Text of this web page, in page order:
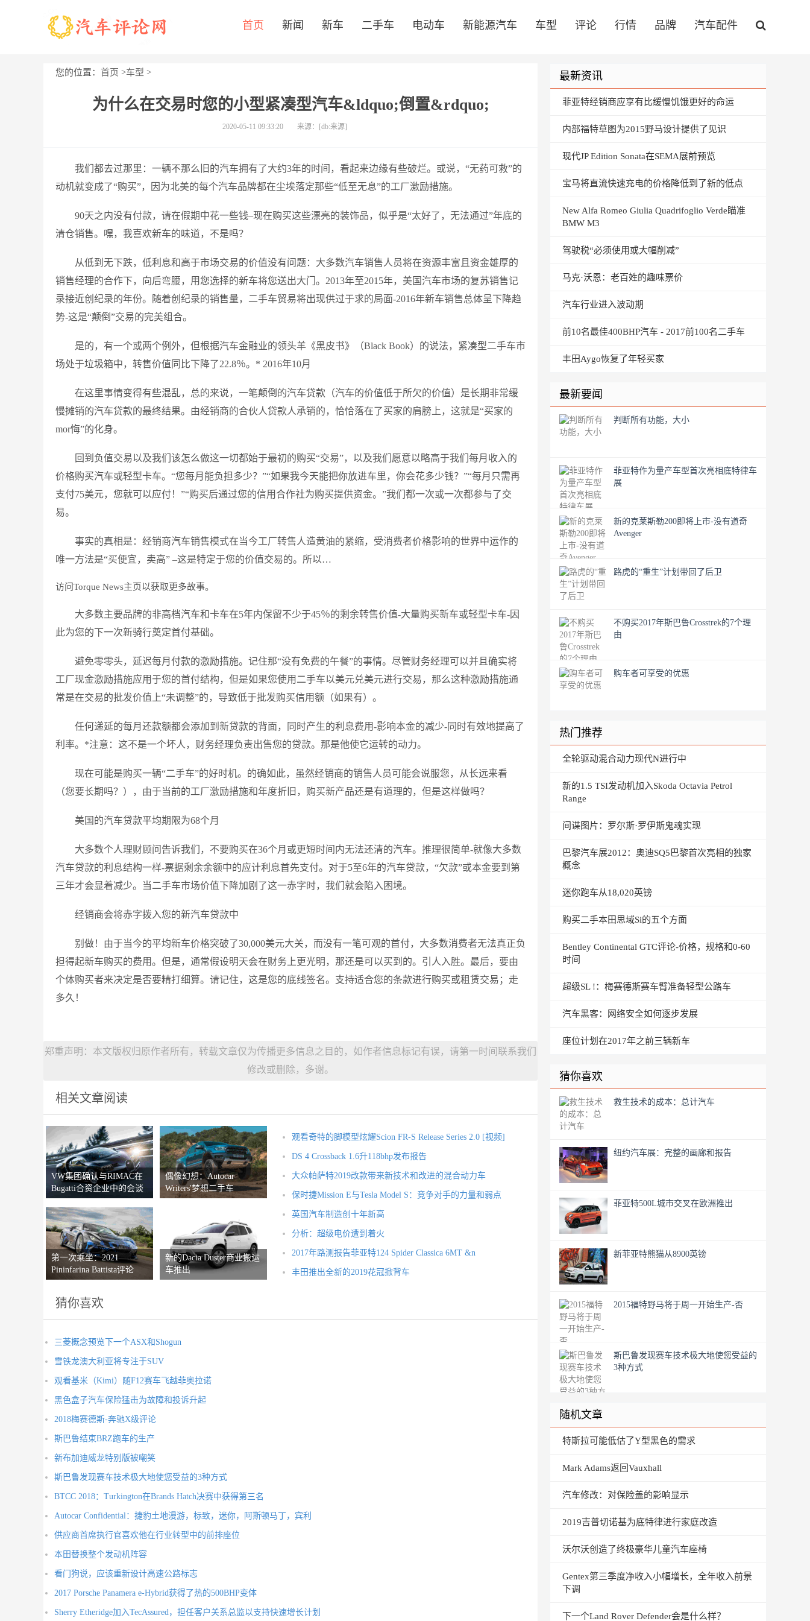
首页 新闻 新车 二手车 电动车 新能源汽车 车型 评论 行情 品牌 汽车配件
您的位置： 首页 >车型 >
为什么在交易时您的小型紧凑型汽车&ldquo;倒置&rdquo;
2020-05-11 09:33:20 来源：[db:来源]
我们都去过那里：一辆不那么旧的汽车拥有了大约3年的时间，看起来边缘有些破烂。或说，“无药可救”的
动机就变成了“购买”，因为北美的每个汽车品牌都在尘埃落定那些“低至无息”的工厂激励措施。
90天之内没有付款，请在假期中花一些钱–现在购买这些漂亮的装饰品，似乎是“太好了，无法通过”年底的
清仓销售。嘿，我喜欢新车的味道，不是吗？
从低到无下跌，低利息和高于市场交易的价值没有问题：大多数汽车销售人员将在资源丰富且资金雄厚的
销售经理的合作下，向后弯腰，用您选择的新车将您送出大门。2013年至2015年，美国汽车市场的复苏销售记
录接近创纪录的年份。随着创纪录的销售量，二手车贸易将出现供过于求的局面-2016年新车销售总体呈下降趋
势-这是“颠倒”交易的完美组合。
是的，有一个或两个例外，但根据汽车金融业的领头羊《黑皮书》（Black Book）的说法，紧凑型二手车市
场处于垃圾箱中，转售价值同比下降了22.8％。* 2016年10月
在这里事情变得有些混乱，总的来说，一笔颠倒的汽车贷款（汽车的价值低于所欠的价值）是长期非常缓
慢摊销的汽车贷款的最终结果。由经销商的合伙人贷款人承销的，恰恰落在了买家的肩膀上，这就是“买家的
mor悔”的化身。
回到负值交易以及我们该怎么做这一切都始于最初的购买“交易”，以及我们愿意以略高于我们每月收入的
价格购买汽车或轻型卡车。“您每月能负担多少？”“如果我今天能把你放进车里，你会花多少钱？”“每月只需再
支付75美元，您就可以应付！”“购买后通过您的信用合作社为购买提供资金。”我们都一次或一次都参与了交
易。
事实的真相是：经销商汽车销售模式在当今工厂转售人造黄油的紧缩，受消费者价格影响的世界中运作的
唯一方法是“买便宜，卖高” –这是特定于您的价值交易的。所以…
访问Torque News主页以获取更多故事。
大多数主要品牌的非高档汽车和卡车在5年内保留不少于45％的剩余转售价值-大量购买新车或轻型卡车-因
此为您的下一次新骑行奠定首付基础。
避免零零头，延迟每月付款的激励措施。记住那“没有免费的午餐”的事情。尽管财务经理可以并且确实将
工厂现金激励措施应用于您的首付结构，但是如果您使用二手车以美元兑美元进行交易，那么这种激励措施通
常是在交易的批发价值上“未调整”的，导致低于批发购买信用额（如果有）。
任何递延的每月还款额都会添加到新贷款的背面，同时产生的利息费用-影响本金的减少-同时有效地提高了
利率。*注意：这不是一个坏人，财务经理负责出售您的贷款。那是他使它运转的动力。
现在可能是购买一辆“二手车”的好时机。的确如此，虽然经销商的销售人员可能会说服您，从长远来看
（您要长期吗？），由于当前的工厂激励措施和年度折旧，购买新产品还是有道理的，但是这样做吗？
美国的汽车贷款平均期限为68个月
大多数个人理财顾问告诉我们，不要购买在36个月或更短时间内无法还清的汽车。推理很简单-就像大多数
汽车贷款的利息结构一样-票据剩余余额中的应计利息首先支付。对于5至6年的汽车贷款，“欠款”或本金要到第
三年才会显着减少。当二手车市场价值下降加剧了这一赤字时，我们就会陷入困境。
经销商会将赤字拨入您的新汽车贷款中
别做！由于当今的平均新车价格突破了30,000美元大关，而没有一笔可观的首付，大多数消费者无法真正负
担得起新车购买的费用。但是，通常假设明天会在财务上更光明，那还是可以买到的。引人入胜。最后，要由
个体购买者来决定是否要精打细算。请记住，这是您的底线签名。支持适合您的条款进行购买或租赁交易；走
多久！
郑重声明：本文版权归原作者所有，转载文章仅为传播更多信息之目的，如作者信息标记有误，请第一时间联系我们
修改或删除，多谢。
相关文章阅读
VW集团确认与RIMAC在
Bugatti合资企业中的会谈
偶像幻想：Autocar
Writers'梦想二手车
第一次乘坐：2021
Pininfarina Battista评论
新的Dacia Duster商业搬运
车推出
观看奇特的脚模型炫耀Scion FR-S Release Series 2.0 [视频]
DS 4 Crossback 1.6升118bhp发布报告
大众帕萨特2019改款带来新技术和改进的混合动力车
保时捷Mission E与Tesla Model S：竞争对手的力量和弱点
英国汽车制造创十年新高
分析：超级电价遭到着火
2017年路测报告菲亚特124 Spider Classica 6MT &n
丰田推出全新的2019花冠掀背车
猜你喜欢
三菱概念预览下一个ASX和Shogun
雪铁龙澳大利亚将专注于SUV
观看基米（Kimi）随F12赛车飞越菲奥拉诺
黑色盒子汽车保险猛击为故障和投诉升起
2018梅赛德斯-奔驰X级评论
斯巴鲁结束BRZ跑车的生产
新布加迪威龙特别版被嘲笑
斯巴鲁发现赛车技术极大地使您受益的3种方式
BTCC 2018：Turkington在Brands Hatch决赛中获得第三名
Autocar Confidential：捷豹土地漫游，标致，迷你，阿斯顿马丁，宾利
供应商首席执行官喜欢他在行业转型中的前排座位
本田替换整个发动机阵容
看门狗说，应该重新设计高速公路标志
2017 Porsche Panamera e-Hybrid获得了热的500BHP变体
Sherry Etheridge加入TecAssured，担任客户关系总监以支持快速增长计划
最新资讯
菲亚特经销商应享有比缓慢饥饿更好的命运
内部福特草图为2015野马设计提供了见识
现代JP Edition Sonata在SEMA展前预览
宝马将直流快速充电的价格降低到了新的低点
New Alfa Romeo Giulia Quadrifoglio Verde瞄准
BMW M3
驾驶税“必须使用或大幅削减”
马克·沃恩：老百姓的趣味票价
汽车行业进入波动期
前10名最佳400BHP汽车 - 2017前100名二手车
丰田Aygo恢复了年轻买家
最新要闻
判断所有功能，大小
菲亚特作为量产车型首次亮相底特律车
展
新的克莱斯勒200即将上市-没有道奇
Avenger
路虎的“重生”计划带回了后卫
不购买2017年斯巴鲁Crosstrek的7个理
由
购车者可享受的优惠
热门推荐
全轮驱动混合动力现代N进行中
新的1.5 TSI发动机加入Skoda Octavia Petrol
Range
间谍图片：罗尔斯·罗伊斯鬼魂实现
巴黎汽车展2012：奥迪SQ5巴黎首次亮相的独家
概念
迷你跑车从18,020英镑
购买二手本田思域Si的五个方面
Bentley Continental GTC评论-价格，规格和0-60
时间
超级SL !：梅赛德斯赛车臂准备轻型公路车
汽车黑客：网络安全如何逐步发展
座位计划在2017年之前三辆新车
猜你喜欢
救生技术的成本：总计汽车
纽约汽车展：完整的画廊和报告
菲亚特500L城市交叉在欧洲推出
新菲亚特熊猫从8900英镑
2015福特野马将于周一开始生产-否
斯巴鲁发现赛车技术极大地使您受益的
3种方式
随机文章
特斯拉可能低估了Y型黑色的需求
Mark Adams返回Vauxhall
汽车修改：对保险盖的影响显示
2019吉普切诺基为底特律进行家庭改造
沃尔沃创造了终极豪华儿童汽车座椅
Gentex第三季度净收入小幅增长，​​全年收入前景
下调
下一个Land Rover Defender会是什么样？